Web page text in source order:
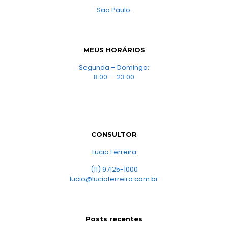
Sao Paulo.
MEUS HORÁRIOS
Segunda – Domingo:
8:00 — 23:00
CONSULTOR
Lucio Ferreira
(11) 97125-1000
lucio@lucioferreira.com.br
Posts recentes